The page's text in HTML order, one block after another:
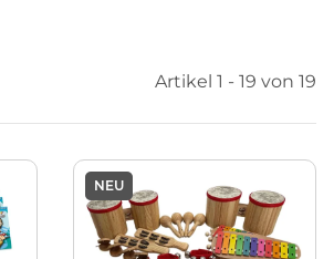
Artikel 1 - 19 von 19
NEU